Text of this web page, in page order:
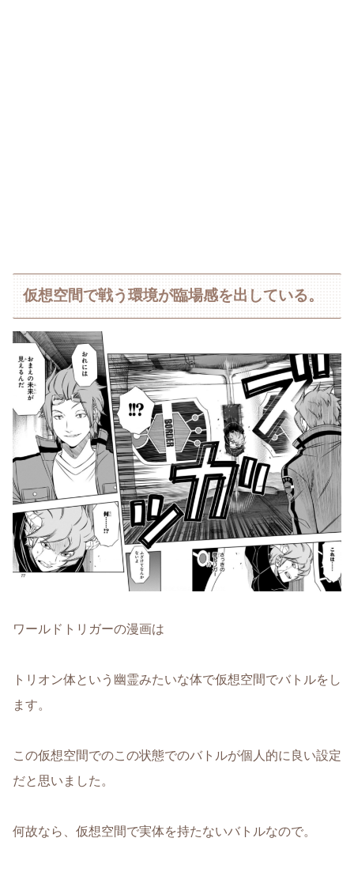
仮想空間で戦う環境が臨場感を出している。
ワールドトリガーの漫画は
トリオン体という幽霊みたいな体で仮想空間でバトルをし
ます。
この仮想空間でのこの状態でのバトルが個人的に良い設定
だと思いました。
何故なら、仮想空間で実体を持たないバトルなので。